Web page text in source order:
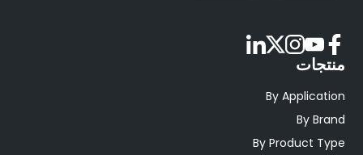
منتجات
By Application
By Brand
By Product Type